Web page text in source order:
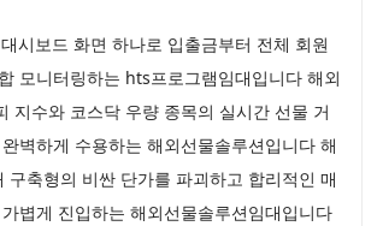
시보드 화면 하나로 입출금부터 전체 회원
모니터링하는 hts프로그램임대입니다 해외
지수와 코스닥 우량 종목의 실시간 선물 거
벽하게 수용하는 해외선물솔루션입니다 해
구축형의 비싼 단가를 파괴하고 합리적인 매
볍게 진입하는 해외선물솔루션임대입니다